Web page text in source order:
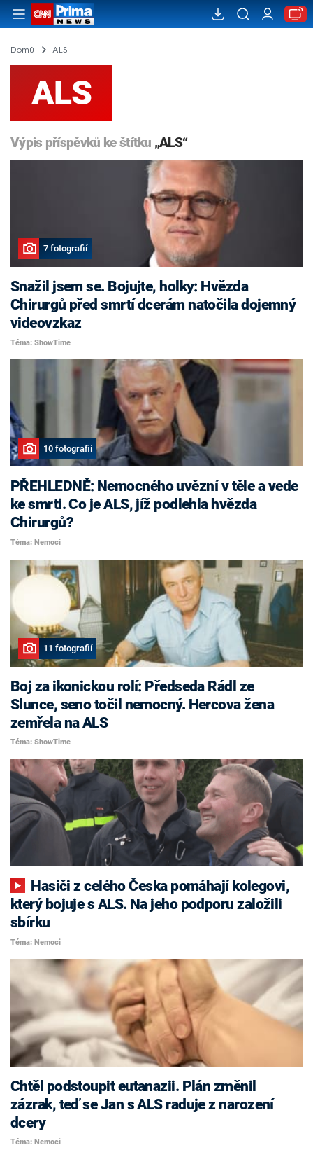
Domů ALS
ALS
Výpis příspěvků ke štítku „ALS“
7 fotografií
Snažil jsem se. Bojujte, holky: Hvězda
Chirurgů před smrtí dcerám natočila dojemný
videovzkaz
Téma: ShowTime
10 fotografií
PŘEHLEDNĚ: Nemocného uvězní v těle a vede
ke smrti. Co je ALS, jíž podlehla hvězda
Chirurgů?
Téma: Nemoci
11 fotografií
Boj za ikonickou rolí: Předseda Rádl ze
Slunce, seno točil nemocný. Hercova žena
zemřela na ALS
Téma: ShowTime
který bojuje s ALS. Na jeho podporu založili
sbírku
Téma: Nemoci
Chtěl podstoupit eutanazii. Plán změnil
zázrak, teď se Jan s ALS raduje z narození
dcery
Téma: Nemoci